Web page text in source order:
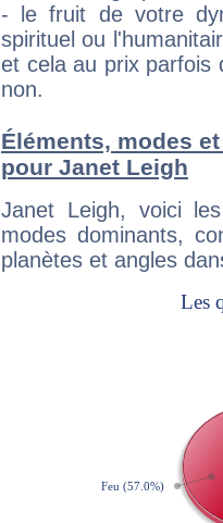
- le fruit de votre
spirituel ou
et cela au prix parfois
non.
Éléments, modes
pour Janet Leigh
Janet Leigh, voici
modes dominants,
planètes et angles